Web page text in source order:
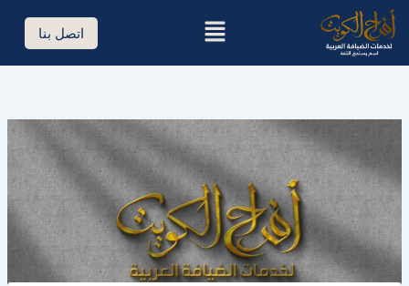
تخطي
إلى
المحتوى
القائمة اتصل بنا